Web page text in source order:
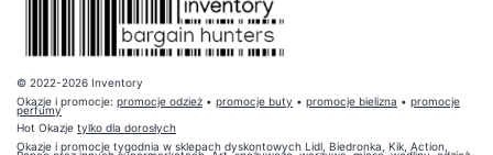
© 2022-2026 Inventory
Okazje i promocje: promocje odzież • promocje buty • promocje bielizna • promocje
perfumy
Hot Okazje tylko dla dorosłych
Okazje i promocje tygodnia w sklepach dyskontowych Lidl, Biedronka, Kik, Action,